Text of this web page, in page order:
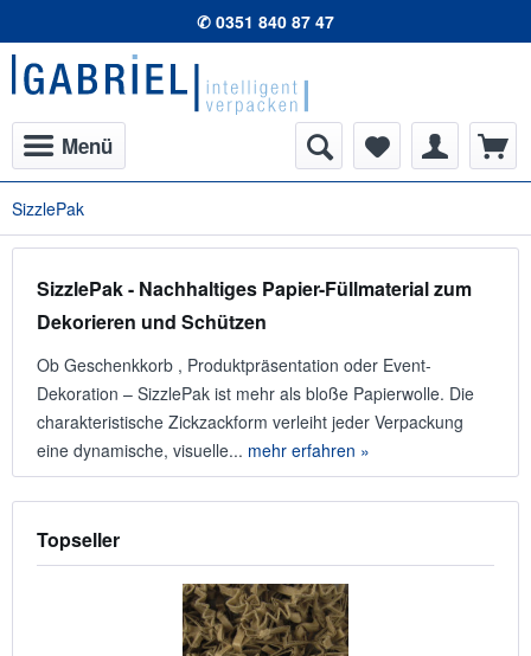
✆ 0351 840 87 47
Menü
SizzlePak
SizzlePak - Nachhaltiges Papier-Füllmaterial zum
Dekorieren und Schützen
Ob Geschenkkorb , Produktpräsentation oder Event-
Dekoration – SizzlePak ist mehr als bloße Papierwolle. Die
charakteristische Zickzackform verleiht jeder Verpackung
eine dynamische, visuelle... mehr erfahren »
Topseller